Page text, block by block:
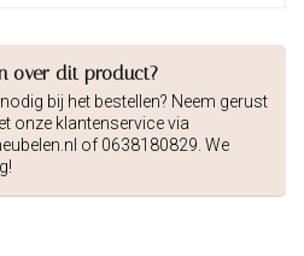
over dit product?
bij het bestellen? Neem gerust
onze klantenservice via
of 0638180829. We